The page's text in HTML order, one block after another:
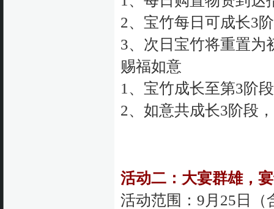
2、宝竹每日可成长3
3、次日宝竹将重置为
赐福如意
1、宝竹成长至第3阶
2、如意共成长3阶段
活动二：大宴群雄，
活动范围：9月25日（